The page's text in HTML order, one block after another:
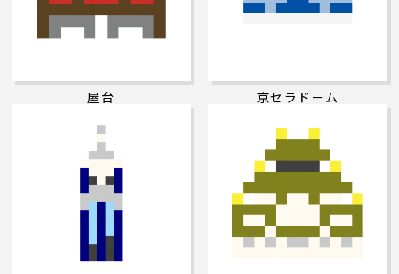
屋台 京セラドーム